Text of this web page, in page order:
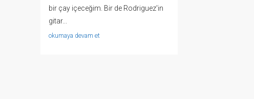
bir çay içeceğim. Bir de Rodriguez'in
gitar...
okumaya devam et